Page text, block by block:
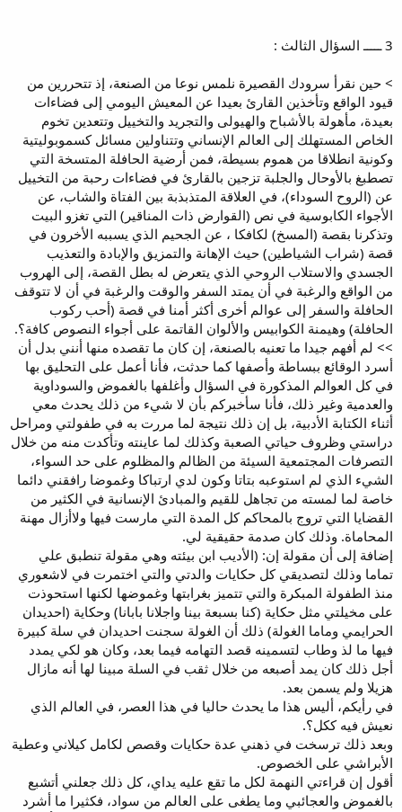
3 ـــــ السؤال الثالث :
> حين نقرأ سرودك القصيرة نلمس نوعا من الصنعة، إذ تتحررين من
قيود الواقع وتأخذين القارئ بعيدا عن المعيش اليومي إلى فضاءات
بعيدة، مأهولة بالأشباح والهيولى والتجريد والتخييل وتتعدين تخوم
الخاص المستهلك إلى العالم الإنساني وتتناولين مسائل كسموبوليتية
وكونية انطلاقا من هموم بسيطة، فمن أرضية الحافلة المتسخة التي
تصطبغ بالأوحال والجلبة تزجين بالقارئ في فضاءات رحبة من التخييل
عن (الروح السوداء)، في العلاقة المتذبذبة بين الفتاة والشاب، عن
الأجواء الكابوسية في نص (القوارض ذات المناقير) التي تغزو البيت
وتذكرنا بقصة (المسخ) لكافكا ، عن الجحيم الذي يسببه الأخرون في
قصة (شراب الشياطين) حيث الإهانة والتمزيق والإبادة والتعذيب
الجسدي والاستلاب الروحي الذي يتعرض له بطل القصة، إلى الهروب
من الواقع والرغبة في أن يمتد السفر والوقت والرغبة في أن لا تتوقف
الحافلة والسفر إلى عوالم أخرى أكثر أمنا في قصة (أحب ركوب
الحافلة) وهيمنة الكوابيس والألوان القاتمة على أجواء النصوص كافة؟.
>> لم أفهم جيدا ما تعنيه بالصنعة، إن كان ما تقصده منها أنني بدل أن
أسرد الوقائع ببساطة وأصفها كما حدثت، فأنا أعمل على التحليق بها
في كل العوالم المذكورة في السؤال وأغلفها بالغموض والسوداوية
والعدمية وغير ذلك، فأنا سأخبركم بأن لا شيء من ذلك يحدث معي
أثناء الكتابة الأدبية، بل إن ذلك نتيجة لما مررت به في طفولتي ومراحل
دراستي وظروف حياتي الصعبة وكذلك لما عاينته وتأكدت منه من خلال
التصرفات المجتمعية السيئة من الظالم والمظلوم على حد السواء،
الشيء الذي لم استوعبه بتاتا وكون لدي ارتباكا وغموضا رافقني دائما
خاصة لما لمسته من تجاهل للقيم والمبادئ الإنسانية في الكثير من
القضايا التي تروج بالمحاكم كل المدة التي مارست فيها ولاأزال مهنة
المحاماة. وذلك كان صدمة حقيقية لي.
إضافة إلى أن مقولة إن: (الأديب ابن بيئته وهي مقولة تنطبق علي
تماما وذلك لتصديقي كل حكايات والدتي والتي اختمرت في لاشعوري
منذ الطفولة المبكرة والتي تتميز بغرابتها وغموضها لكنها استحوذت
على مخيلتي مثل حكاية (كنا بسبعة بينا واجلانا بابانا) وحكاية (احديدان
الحرايمي وماما الغولة) ذلك أن الغولة سجنت احديدان في سلة كبيرة
فيها ما لذ وطاب لتسمينه قصد التهامه فيما بعد، وكان هو لكي يمدد
أجل ذلك كان يمد أصبعه من خلال ثقب في السلة مبينا لها أنه مازال
هزيلا ولم يسمن بعد.
في رأيكم، أليس هذا ما يحدث حاليا في هذا العصر، في العالم الذي
نعيش فيه ككل؟.
وبعد ذلك ترسخت في ذهني عدة حكايات وقصص لكامل كيلاني وعطية
الأبراشي على الخصوص.
أقول إن قراءتي النهمة لكل ما تقع عليه يداي، كل ذلك جعلني أتشبع
بالغموض والعجائبي وما يطغى على العالم من سواد، فكثيرا ما أشرد